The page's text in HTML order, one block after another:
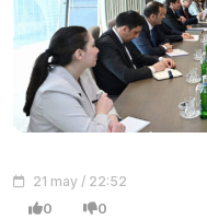
21 may / 22:52
0 0